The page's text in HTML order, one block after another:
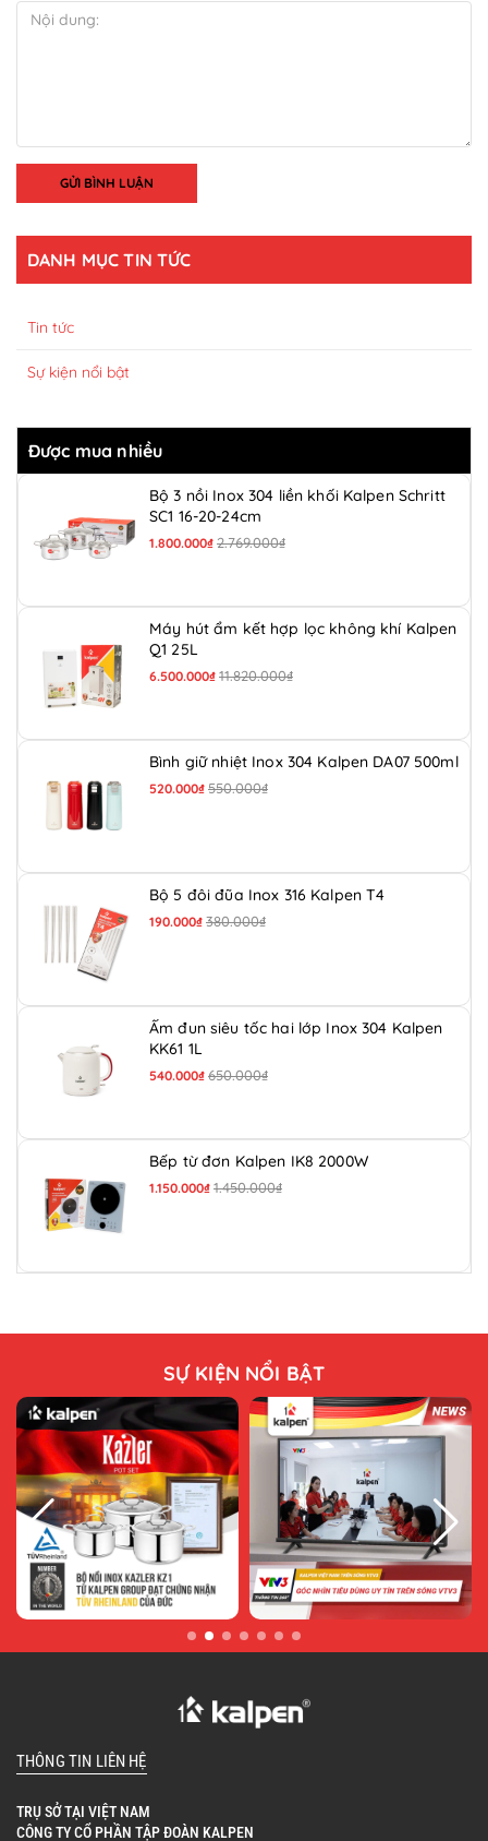
GỬI BÌNH LUẬN
DANH MỤC TIN TỨC
Tin tức
Sự kiện nổi bật
Được mua nhiều
Bộ 3 nồi Inox 304 liền khối Kalpen Schritt
SC1 16-20-24cm
1.800.000₫ 2.769.000₫
Máy hút ẩm kết hợp lọc không khí Kalpen
Q1 25L
6.500.000₫ 11.820.000₫
Bình giữ nhiệt Inox 304 Kalpen DA07 500ml
520.000₫ 550.000₫
Bộ 5 đôi đũa Inox 316 Kalpen T4
190.000₫ 380.000₫
Ấm đun siêu tốc hai lớp Inox 304 Kalpen
KK61 1L
540.000₫ 650.000₫
Bếp từ đơn Kalpen IK8 2000W
1.150.000₫ 1.450.000₫
SỰ KIỆN NỔI BẬT
THÔNG TIN LIÊN HỆ
TRỤ SỞ TẠI VIỆT NAM
CÔNG TY CỔ PHẦN TẬP ĐOÀN KALPEN